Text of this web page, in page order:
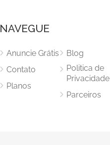
NAVEGUE
Anuncie Grátis
Contato
Planos
Blog
Politica de
Privacidade
Parceiros